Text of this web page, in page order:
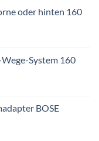
oder hinten 160
System 160
BOSE